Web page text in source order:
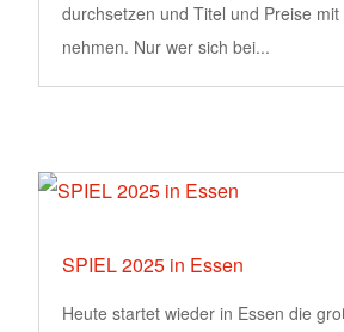
durchsetzen und Titel und Preise
nehmen. Nur wer sich bei...
SPIEL 2025 in Essen
Heute startet wieder in Essen die